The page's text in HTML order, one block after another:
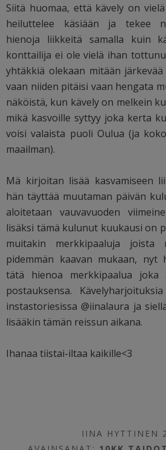
Siitä huomaa, että kävely on
heiluttelee käsiään ja tekee
hienoja liikkeitä samalla kuin
konttailija ei ole vielä ihan
yhtäkkiä olekaan mitään
vaan niiden pitäisi vaan hengata
näköistä, kun kävely on melkein
mikä kasvoille syttyy joka kerta
voisi valaista puoli Oulua (ja
maailman).
Mä kirjoitan lisää kasvamiseen
hän täyttää muutaman päivän
aloitetaan vauvavuoden
lisäksi tämä kulunut kuukausi on
muitakin merkkipaaluja joista
pidemmän kaavan mukaan, nyt
tätä hienoa merkkipaalua joka
postauksensa.
instastoriesissa @iinalaura ja
lisääkin tämän reissun aikana.
Ihanaa tiistai-iltaa kaikille<3
IINA HYTTINEN